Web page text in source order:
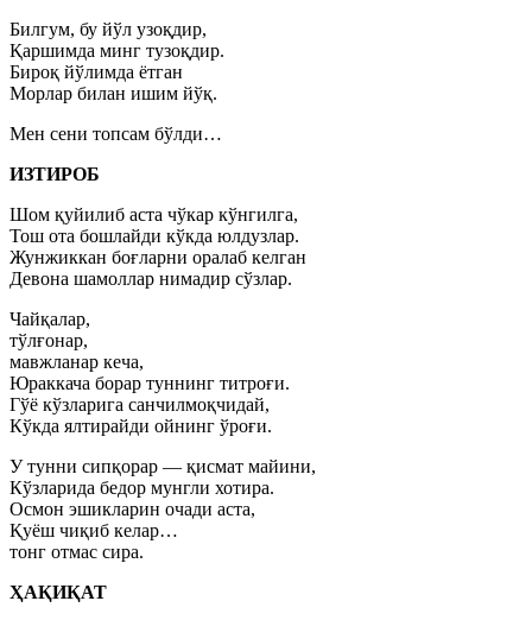
Билгум, бу йўл узоқдир,
Қаршимда минг тузоқдир.
Бироқ йўлимда ётган
Морлар билан ишим йўқ.
Мен сени топсам бўлди…
ИЗТИРОБ
Шом қуйилиб аста чўкар кўнгилга,
Тош ота бошлайди кўкда юлдузлар.
Жунжиккан боғларни оралаб келган
Девона шамоллар нимадир сўзлар.
Чайқалар,
тўлғонар,
мавжланар кеча,
Юраккача борар туннинг титроғи.
Гўё кўзларига санчилмоқчидай,
Кўкда ялтирайди ойнинг ўроғи.
У тунни сипқорар — қисмат майини,
Кўзларида бедор мунгли хотира.
Осмон эшикларин очади аста,
Қуёш чиқиб келар…
тонг отмас сира.
ҲАҚИҚАТ